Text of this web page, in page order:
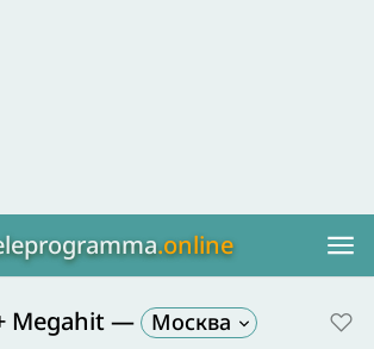
.online
Megahit— Москва